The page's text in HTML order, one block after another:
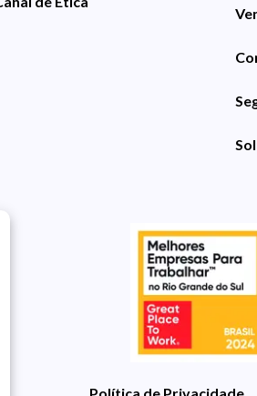
Política de Privacidade